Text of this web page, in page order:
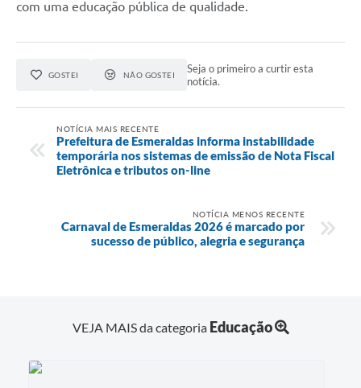
com uma educação pública de qualidade.
GOSTEI NÃO GOSTEI
Seja o primeiro a curtir esta
notícia.
NOTÍCIA MAIS RECENTE
Prefeitura de Esmeraldas informa instabilidade
temporária nos sistemas de emissão de Nota Fiscal
Eletrônica e tributos on-line
NOTÍCIA MENOS RECENTE
Carnaval de Esmeraldas 2026 é marcado por
sucesso de público, alegria e segurança
VEJA MAIS da categoria Educação